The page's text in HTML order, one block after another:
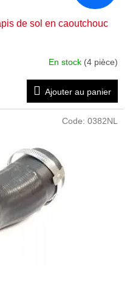
de sol en caoutchouc
En stock (4 pièce)
Ajouter au panier
Code: 0382NL